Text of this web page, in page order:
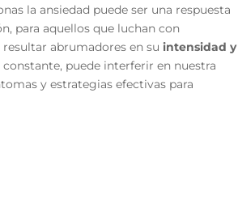
la ansiedad puede ser una respuesta
para aquellos que luchan con
resultar abrumadores en su intensidad y
puede interferir en nuestra
y estrategias efectivas para